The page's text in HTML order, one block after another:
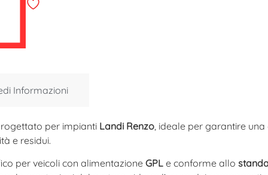
Informazioni
per impianti Landi Renzo, ideale per garantire
e residui.
per veicoli con alimentazioneGPLe conforme allo